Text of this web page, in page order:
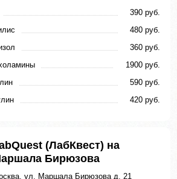
390 руб.
480 руб.
360 руб.
1900 руб.
590 руб.
420 руб.
(ЛабКвест) на
Бирюзова
ул. Маршала Бирюзова д. 21